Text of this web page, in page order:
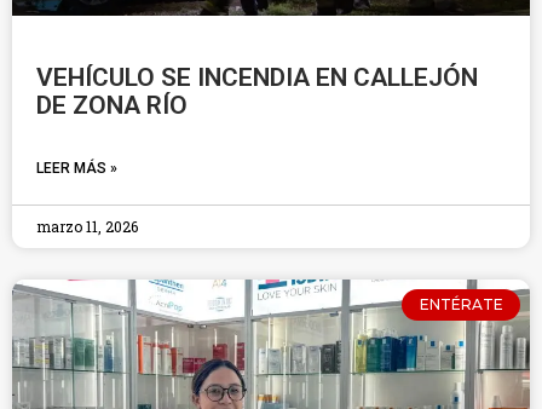
VEHÍCULO SE INCENDIA EN CALLEJÓN
DE ZONA RÍO
LEER MÁS »
marzo 11, 2026
ENTÉRATE